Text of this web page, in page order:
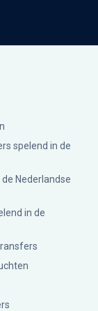
spelend in de
Nederlandse
in de